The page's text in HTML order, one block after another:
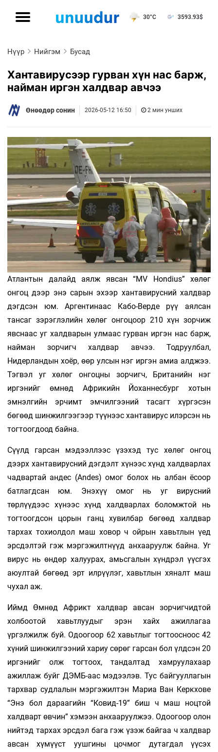
30°C 3593.93$
Нүүр Нийгэм Бусад
Хантавирусээр гурван хүн нас барж,
найман иргэн халдвар авчээ
Өнөөдөр сонин 2026-05-12 16:50 2 мин унших
Атлантын далайд аялж явсан “MV Hondius” хөлөг
онгоц дээр энэ сарын эхээр хантавирусний халдвар
дэгдсэн юм. Аргентинаас Кабо-Верде рүү аялсан
тансаг зэрэглэлийн хөлөг онгоцоор 210 хүн зорчиж
явснаас уг халдварын улмаас гурван иргэн нас барж,
найман зорчигч халдвар авчээ. Тодруулбал,
Нидерландын хоёр, өөр улсын нэг иргэн амиа алджээ.
Тэгвэл уг хөлөг онгоцны зорчигч, Британийн нэг
иргэнийг өмнөд Африкийн Йоханнесбург хотын
эмнэлгийн эрчимт эмчилгээний тасагт хүргэсэн
бөгөөд шинжилгээгээр түүнээс хантавирус илэрсэн нь
тогтоогдоод байна.
Сүүлд гарсан мэдээллээс үзэхэд тус хөлөг онгоц
дээрх хантавирусний дэгдэлт хүнээс хүнд халдварлах
чадвартай андес (Andes) омог болох нь албан ёсоор
батлагдсан юм. Энэхүү омог нь уг вирусний
төрлүүдээс хүнээс хүнд халдварлах боломжтой нь
тогтоогдсон цорын ганц хувилбар бөгөөд халдвар
тархах тохиолдол маш ховор ч ойрын хавьтлын үед
эрсдэлтэй гэж мэргэжилтнүүд анхааруулж байна. Уг
вирус нь өндөр халуурах, амьсгалын хүндрэл үүсгэх
аюултай бөгөөд эрт илрүүлэг, хавьтлын хяналт маш
чухал аж.
Иймд Өмнөд Африкт халдвар авсан зорчигчидтой
холбоотой хавьтлуудыг эрэн хайх ажиллагаа
үргэлжилж буй. Одоогоор 62 хавьтлыг тогтоосноос 42
хүний шинжилгээний хариу сөрөг гарсан бол үлдсэн 20
иргэнийг олж тогтоох, тандалтад хамруулахаар
ажиллаж буйг ДЭМБ-аас мэдээлэв. Тус байгууллагын
тархвар судлалын мэргэжилтэн Мариа Ван Керкхове
“Энэ бол дараагийн “Ковид-19” биш ч маш ноцтой
халдварт өвчин” хэмээн анхааруулжээ. Одоогоор олон
нийтэд тархах эрсдэл бага гэж үзэж байгаа ч халдвар
авсан хүмүүст уушгины цочмог дутагдал үүсэх